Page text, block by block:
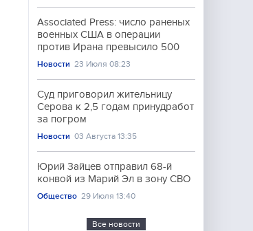
Associated Press: число раненых
военных США в операции
против Ирана превысило 500
Новости 23 Июля 08:23
Суд приговорил жительницу
Серова к 2,5 годам принудработ
за погром
Новости 03 Августа 13:35
Юрий Зайцев отправил 68-й
конвой из Марий Эл в зону СВО
Общество 29 Июля 13:40
Все новости